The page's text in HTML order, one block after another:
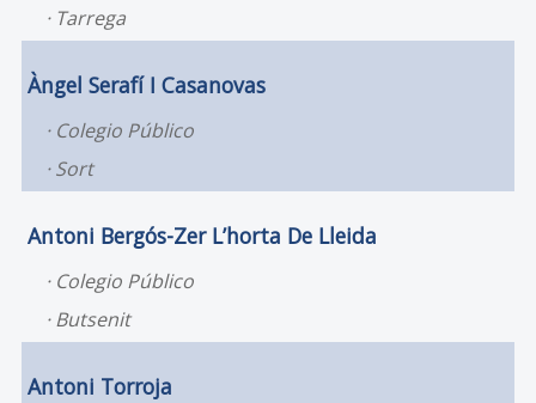
Tarrega
Àngel Serafí I Casanovas
Colegio Público
Sort
Antoni Bergós-Zer L’horta De Lleida
Colegio Público
Butsenit
Antoni Torroja